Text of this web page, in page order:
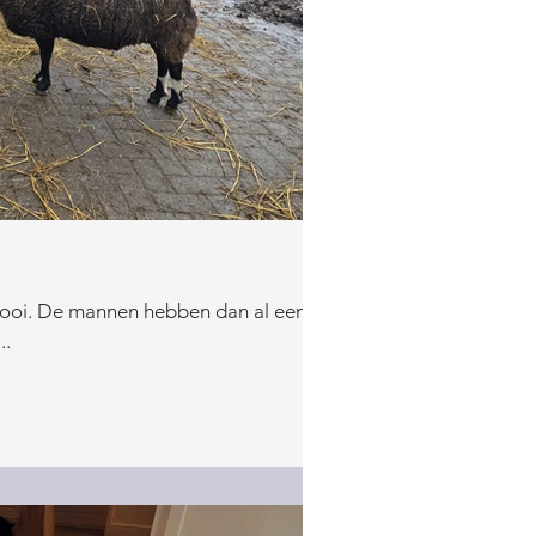
De mannen hebben dan al een